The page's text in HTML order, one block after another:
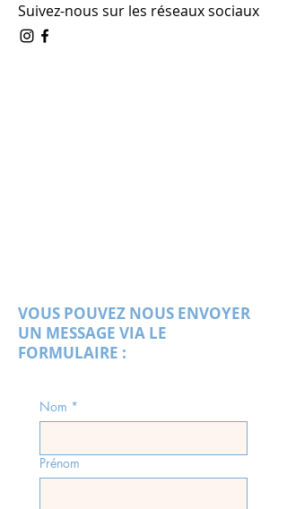
Suivez-nous sur les réseaux sociaux
VOUS POUVEZ NOUS ENVOYER
UN MESSAGE VIA LE
FORMULAIRE :
Nom *
Prénom